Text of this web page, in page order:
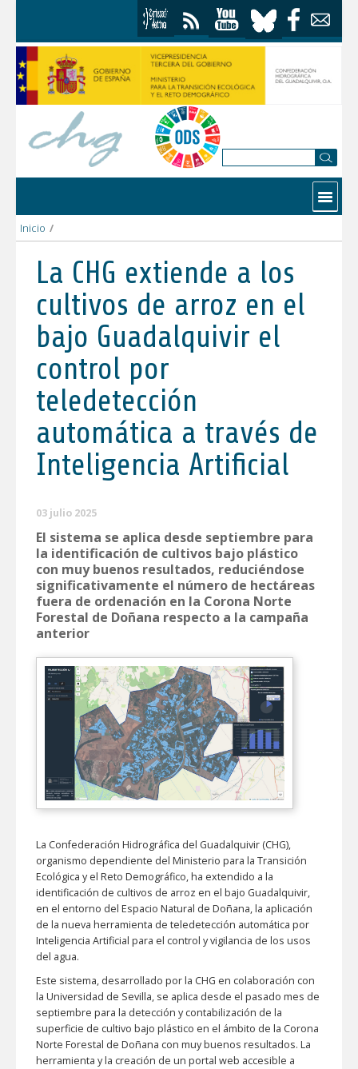
Contactar
Inicio /
La CHG extiende a los
cultivos de arroz en el
bajo Guadalquivir el
control por
teledetección
automática a través de
Inteligencia Artificial
03 julio 2025
El sistema se aplica desde septiembre para
la identificación de cultivos bajo plástico
con muy buenos resultados, reduciéndose
significativamente el número de hectáreas
fuera de ordenación en la Corona Norte
Forestal de Doñana respecto a la campaña
anterior
La Confederación Hidrográfica del Guadalquivir (CHG),
organismo dependiente del Ministerio para la Transición
Ecológica y el Reto Demográfico, ha extendido a la
identificación de cultivos de arroz en el bajo Guadalquivir,
en el entorno del Espacio Natural de Doñana, la aplicación
de la nueva herramienta de teledetección automática por
Inteligencia Artificial para el control y vigilancia de los usos
del agua.
Este sistema, desarrollado por la CHG en colaboración con
la Universidad de Sevilla, se aplica desde el pasado mes de
septiembre para la detección y contabilización de la
superficie de cultivo bajo plástico en el ámbito de la Corona
Norte Forestal de Doñana con muy buenos resultados. La
herramienta y la creación de un portal web accesible a